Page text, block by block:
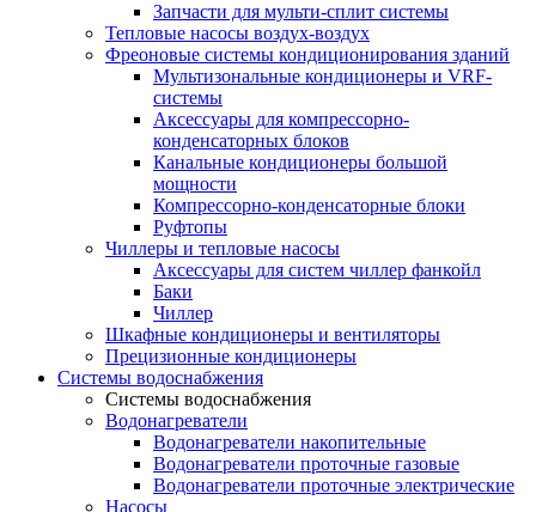
Запчасти для мульти-сплит системы
Тепловые насосы воздух-воздух
Фреоновые системы кондиционирования зданий
Мультизональные кондиционеры и VRF-
системы
Аксессуары для компрессорно-
конденсаторных блоков
Канальные кондиционеры большой
мощности
Компрессорно-конденсаторные блоки
Руфтопы
Чиллеры и тепловые насосы
Аксессуары для систем чиллер фанкойл
Баки
Чиллер
Шкафные кондиционеры и вентиляторы
Прецизионные кондиционеры
Системы водоснабжения
Системы водоснабжения
Водонагреватели
Водонагреватели накопительные
Водонагреватели проточные газовые
Водонагреватели проточные электрические
Насосы